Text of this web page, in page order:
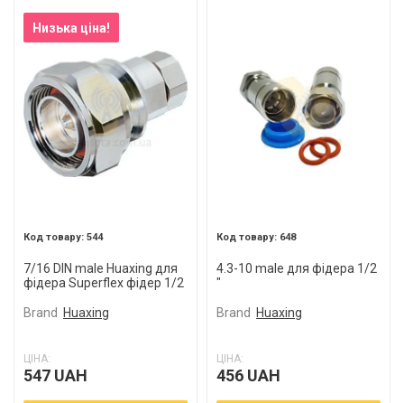
Низька ціна!
544
7/16 DIN male Huaxing для
фідера Superflex фідер 1/2
Brand
Huaxing
ЦІНА:
547 UAH
648
4.3-10 male для фідера 1/2
"
Brand Huaxing
ЦІНА:
456 UAH